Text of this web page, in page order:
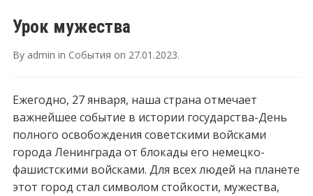
Урок мужества
By admin in События on 27.01.2023.
Ежегодно, 27 января, наша страна отмечает
важнейшее событие в истории государства-День
полного освобождения советскими войсками
города Ленинграда от блокады его немецко-
фашистскими войсками. Для всех людей на планете
этот город стал символом стойкости, мужества,